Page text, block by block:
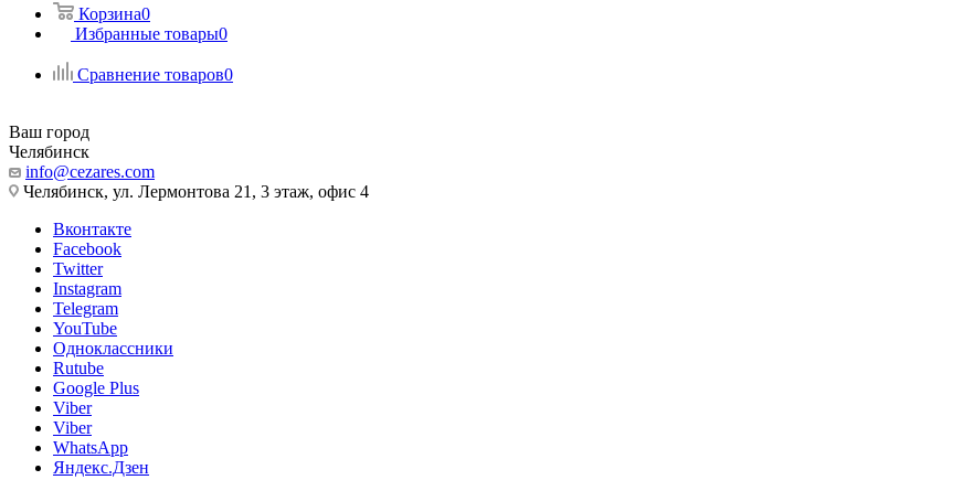
Корзина0
Избранные товары0
Сравнение товаров0
Ваш город
Челябинск
info@cezares.com
Челябинск, ул. Лермонтова 21, 3 этаж, офис 4
Вконтакте
Facebook
Twitter
Instagram
Telegram
YouTube
Одноклассники
Rutube
Google Plus
Viber
Viber
WhatsApp
Яндекс.Дзен